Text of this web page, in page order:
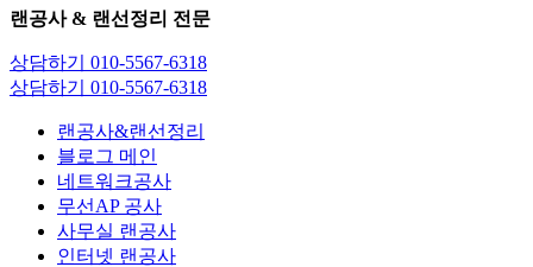
랜공사 & 랜선정리 전문
상담하기 010-5567-6318
상담하기 010-5567-6318
랜공사&랜선정리
블로그 메인
네트워크공사
무선AP 공사
사무실 랜공사
인터넷 랜공사